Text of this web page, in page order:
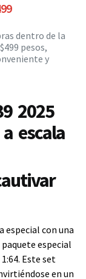
dentro de la
pesos,
y
2025
escala
especial con una
especial
Este set
en un